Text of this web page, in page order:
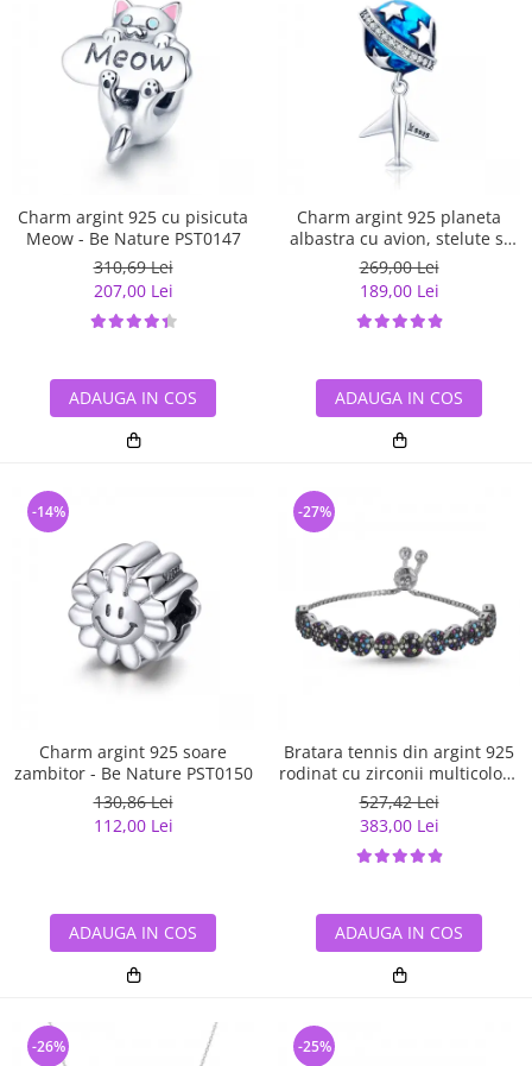
Charm argint 925 cu pisicuta
Meow - Be Nature PST0147
310,69 Lei
207,00 Lei
ADAUGA IN COS
Charm argint 925 planeta
albastra cu avion, stelute si
zirconii albe PST0149
269,00 Lei
189,00 Lei
ADAUGA IN COS
Charm argint 925 soare
zambitor - Be Nature PST0150
130,86 Lei
112,00 Lei
-14%
ADAUGA IN COS
Bratara tennis din argint 925
rodinat cu zirconii multicolore
- Be Elegant BTU0108
527,42 Lei
383,00 Lei
-27%
ADAUGA IN COS
-26% -25%